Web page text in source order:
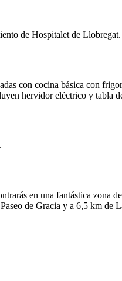
de Hospitalet de
con cocina básica con
hervidor eléctrico y tabla
en una fantástica zona
de Gracia y a 6,5 km de